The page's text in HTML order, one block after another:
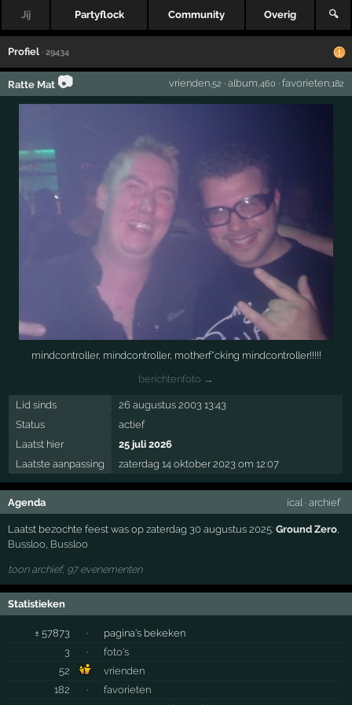
Jij Partyflock Community Overig 🔍
Profiel · 29434
Ratte Mat 📷 vrienden,52 · album ,460 · favorieten,182
mindcontroller, mindcontroller, motherf*cking mindcontroller!!!!!
berichtenfoto →
Lid sinds
26 augustus 2003 13:43
Status
actief
Laatst hier
25 juli 2026
Laatste aanpassing
zaterdag 14 oktober 2023 om 12:07
Agenda ical · archief
Laatst bezochte feest was op zaterdag 30 augustus 2025:Ground Zero
Bussloo Bussloo
toon archief, 97 evenementen
Statistieken
± 57873 ·
pagina's bekeken
3
·
foto's
52
vrienden
182
·
favorieten